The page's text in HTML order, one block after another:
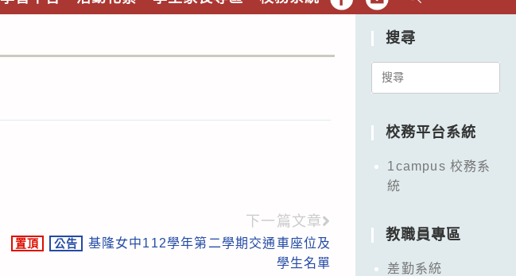
下一篇文章
置頂 公告
基隆女中112學年第二學期交通車座位及
學生名單
搜尋
Search
校務平台系統
1campus 校務系
統
教職員專區
差勤系統